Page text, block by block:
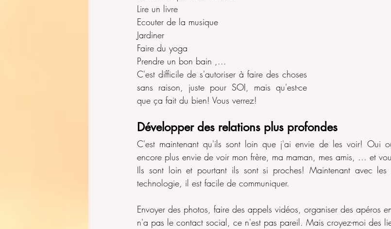
Lire un livre
Ecouter de la musique
Jardiner
Faire du yoga
Prendre un bon bain ,...
C'est difficile de s'autoriser à faire des choses
sans raison, juste pour SOI, mais qu'est-ce
que ça fait du bien! Vous verrez!
Développer des relations plus profondes
C'est maintenant qu'ils sont loin que j'ai envie de les voir! Oui
encore plus envie de voir mon frère, ma maman, mes amis, ... et
Ils sont loin et pourtant ils sont si proches! Maintenant avec
technologie, il est facile de communiquer.
Envoyer des photos, faire des appels vidéos, organiser des apéros
n'a pas le contact social, ce n'est pas pareil. Mais croyez-moi des